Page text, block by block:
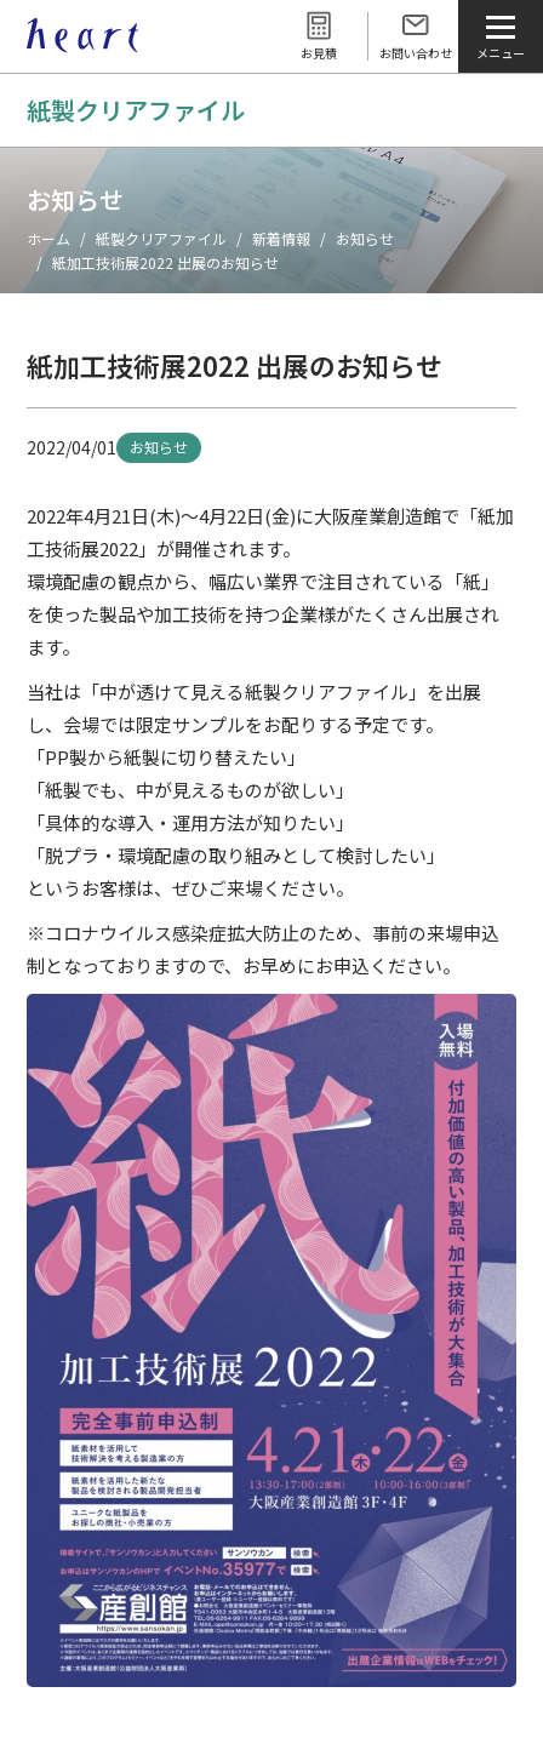
お見積 お問い合わせ
紙製クリアファイル
お知らせ
ホーム 紙製クリアファイル 新着情報
お知らせ
紙加工技術展2022 出展のお知らせ
紙加工技術展2022 出展のお知らせ
2022/04/01 お知らせ
2022年4月21日(木)～4月22日(金)に大阪産業創造館で「紙加
工技術展2022」が開催されます。
環境配慮の観点から、幅広い業界で注目されている「紙」
を使った製品や加工技術を持つ企業様がたくさん出展され
ます。
当社は「中が透けて見える紙製クリアファイル」を出展
し、会場では限定サンプルをお配りする予定です。
「PP製から紙製に切り替えたい」
「紙製でも、中が見えるものが欲しい」
「具体的な導入・運用方法が知りたい」
「脱プラ・環境配慮の取り組みとして検討したい」
というお客様は、ぜひご来場ください。
※コロナウイルス感染症拡大防止のため、事前の来場申込
制となっておりますので、お早めにお申込ください。